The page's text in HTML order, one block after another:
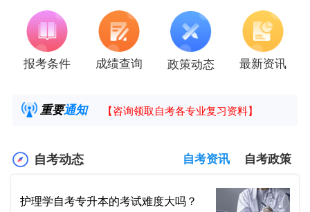
报考条件 成绩查询 政策动态 最新资讯
重要通知
2025年4月湖南自考课程安排及教材目录已
【咨询领取自考各专业复习资料】
自考动态 自考资讯 自考政策
护理学自考专升本的考试难度大吗？